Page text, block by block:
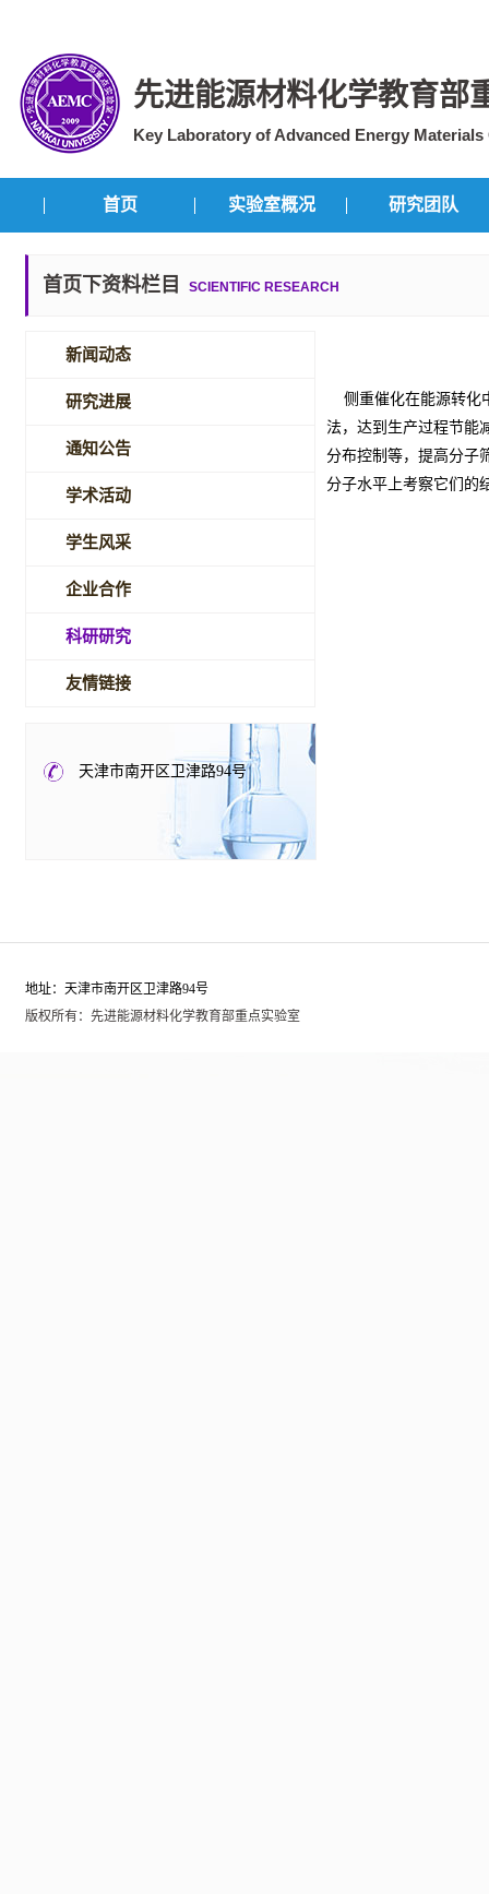
先进能源材料化学教育部
Key Laboratory of Advanced Energy
首页 实验室概况 研究团队
首页下资料栏目 SCIENTIFIC RESEARCH
新闻动态
研究进展
通知公告
学术活动
学生风采
企业合作
科研研究
友情链接
天津市南开区卫津路94号
侧重催化在能源转化
法，达到生产过程节能
分布控制等，提高分子
分子水平上考察它们的
地址：天津市南开区卫津路94号
版权所有：先进能源材料化学教育部重点实验室